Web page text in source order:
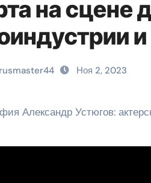
на сцене
Ноя 2, 2023